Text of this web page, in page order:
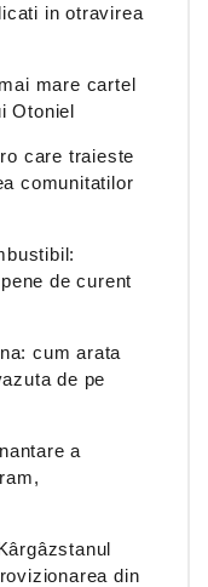
in otravirea
mare cartel
Otoniel
care traieste
comunitatilor
de curent
cum arata
de pe
a
din